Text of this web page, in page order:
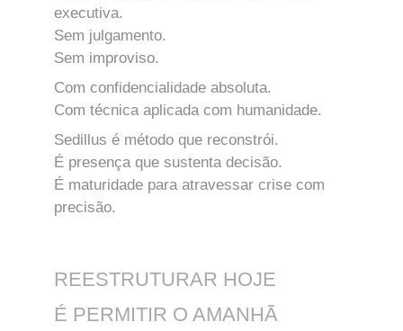
executiva.
Sem julgamento.
Sem improviso.
Com confidencialidade absoluta.
Com técnica aplicada com humanidade.
Sedillus é método que reconstrói.
É presença que sustenta decisão.
É maturidade para atravessar crise com
precisão.
REESTRUTURAR HOJE
É PERMITIR O AMANHÃ